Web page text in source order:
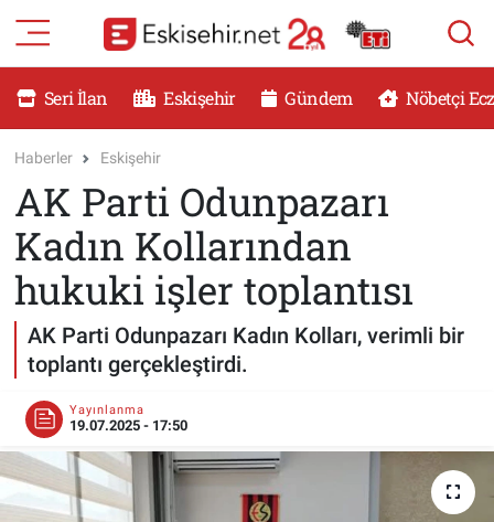
Seri İlan Eskişehir Gündem Nöbetçi
Haberler Eskişehir
AK Parti Odunpazarı
Kadın Kollarından
hukuki işler toplantısı
AK Parti Odunpazarı Kadın Kolları, verimli bir
toplantı gerçekleştirdi.
Yayınlanma
19.07.2025 - 17:50
RESMİ İLANLAR
DÜNYA
SAĞLIK
MAGAZİN
KADIN
TEKNOLOJİ
YEMEK
Eskişehir Nöbetçi Eczaneler
Eskişehir Namaz Vakitleri
Eskişehir Trafik Yoğunluk Haritası
Süper Lig Puan Durumu ve Fikstür
Tüm Manşetler
Son Dakika Haberleri
Haber Arşivi